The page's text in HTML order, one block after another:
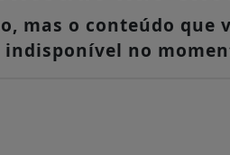
mas o conteúdo que
indisponível no